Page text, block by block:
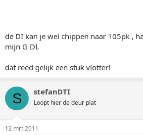
de DI kan je wel chippen naar 105pk ,
mijn G DI.
dat reed gelijk een stuk vlotter!
S stefanDTI
Loopt hier de deur plat
12 mrt 2011